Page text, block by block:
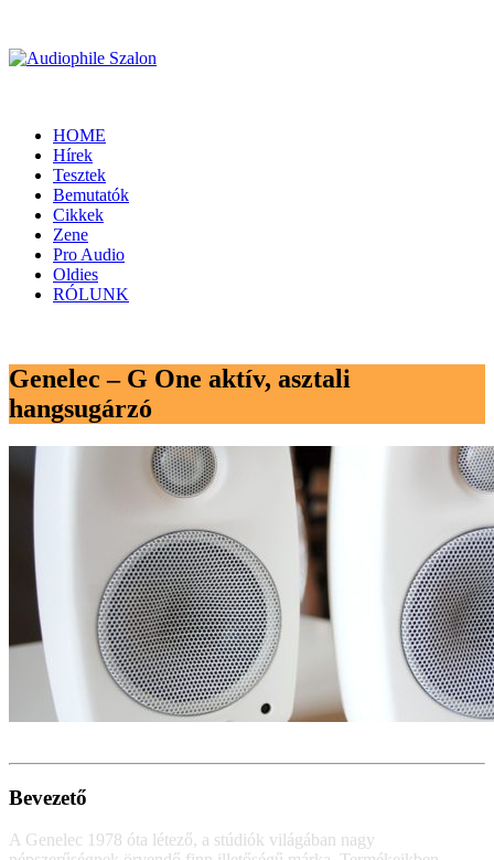
HOME
Hírek
Tesztek
Bemutatók
Cikkek
Zene
Pro Audio
Oldies
RÓLUNK
Genelec – G One aktív, asztali
hangsugárzó
Bevezető
A Genelec 1978 óta létező, a stúdiók világában nagy